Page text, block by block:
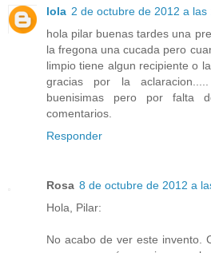
lola 2 de octubre de 2012 a las
hola pilar buenas tardes una
la fregona una cucada pero
limpio tiene algun recipiente o
gracias por la
buenisimas pero por falta
comentarios.
Responder
Rosa 8 de octubre de 2012 a
Hola, Pilar:
No acabo de ver este invento.